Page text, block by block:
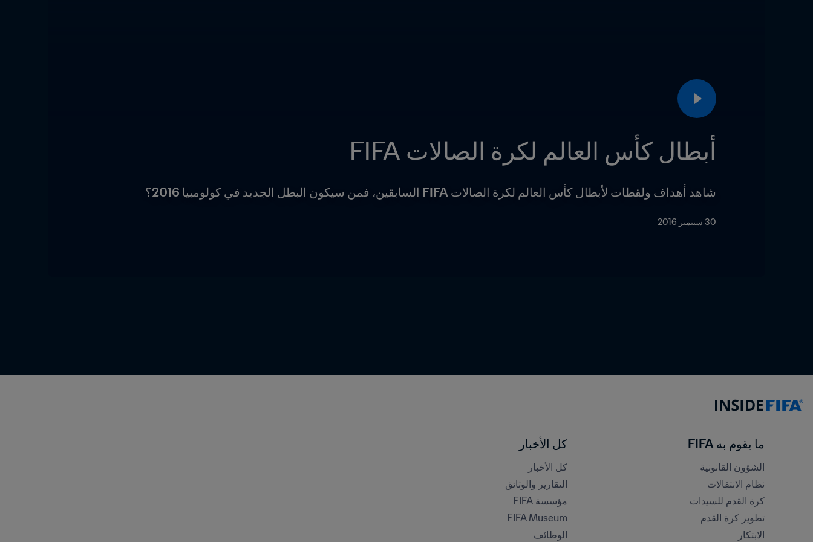
أبطال كأس العالم لكرة الصالات FIFA
شاهد أهداف ولقطات لأبطال كأس العالم لكرة الصالات FIFA السابقين، فمن سيكون البطل الجديد في كولومبيا 2016؟
30 سبتمبر 2016
ما يقوم به FIFA
الشؤون القانونية
نظام الانتقالات
كرة القدم للسيدات
تطوير كرة القدم
الابتكار
كل الأخبار
كل الأخبار
التقارير والوثائق
مؤسسة FIFA
FIFA Museum
الوظائف